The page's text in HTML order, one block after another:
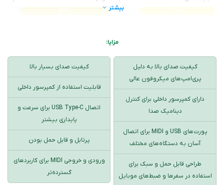
بیشتر
مزایا:
کیفیت صدای بالا به دلیل
پری‌امپ‌های میکروفون عالی
دارای کمپرسور داخلی برای کنترل
دینامیک صدا
پورت‌های USB و MIDI برای اتصال
آسان به دستگاه‌های مختلف
طراحی قابل حمل و سبک برای
استفاده در سفرها و ضبط‌های موبایل
کیفیت صدای بسیار بالا
قابلیت استفاده از کمپرسور داخلی
اتصال USB Type-C برای سرعت و
پایداری بیشتر
پرتابل و قابل حمل بودن
ورودی و خروجی MIDI برای کاربردهای
گسترده‌تر